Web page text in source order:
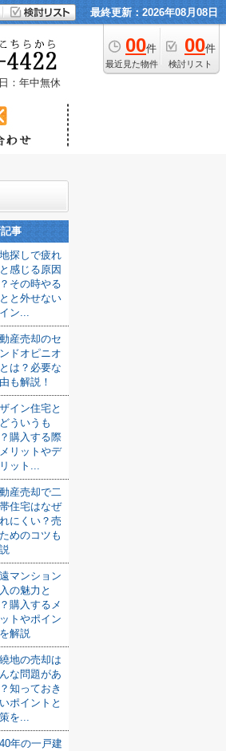
最終更新：2026年08月08日
00件
最近見た物件
00件
検討リスト
：年中無休
事
探しで疲れ
感じる原因
その時やる
と外せない
ン...
産売却のセ
ドオピニオ
は？必要な
も解説！
イン住宅と
ういうも
購入する際
リットやデ
ット...
産売却で二
住宅はなぜ
にくい？売
めのコツも
マンション
の魅力と
購入するメ
トやポイン
解説
地の売却は
な問題があ
知っておき
ポイントと
を...
年の一戸建